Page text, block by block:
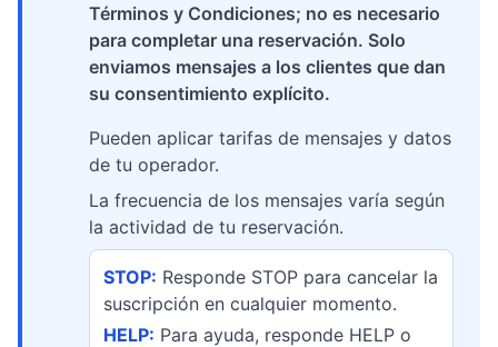
Términos y Condiciones; no es necesario
para completar una reservación. Solo
enviamos mensajes a los clientes que dan
su consentimiento explícito.
Pueden aplicar tarifas de mensajes y datos
de tu operador.
La frecuencia de los mensajes varía según
la actividad de tu reservación.
STOP: Responde STOP para cancelar la
suscripción en cualquier momento.
HELP: Para ayuda, responde HELP o